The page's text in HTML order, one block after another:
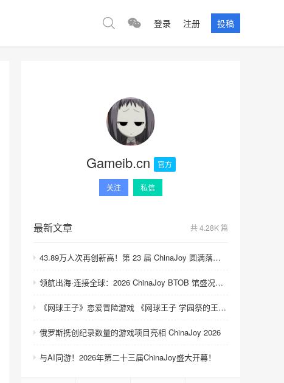
登录 注册 投稿
Gameib.cn 官方
关注 私信
最新文章 共 4.28K 篇
43.89万人次再创新高！第 23 届 ChinaJoy 圆满落幕：感谢有你，共赴这场“与 AI 同游”的盛夏之约
领航出海·连接全球：2026 ChinaJoy BTOB 馆盛况空前
《网球王子》恋爱冒险游戏 《网球王子 学园祭的王子们 ♡-40 and more…》与《网球王子 心跳求生 Tie break ♡game》发售
俄罗斯携创纪录数量的游戏项目亮相 ChinaJoy 2026
与AI同游！2026年第二十三届ChinaJoy盛大开幕！